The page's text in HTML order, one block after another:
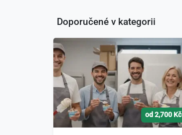
Doporučené v kategorii
od 2,700 Kč